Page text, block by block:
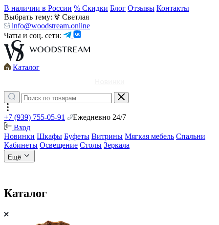
В наличии в России % Скидки Блог Отзывы Контакты
Выбрать тему:
Светлая
info@woodstream.online
Чаты и соц. сети:
Каталог
+7 (939) 755-05-91
Ежедневно 24/7
Вход
Новинки Шкафы Буфеты Витрины Мягкая мебель Спальни
Кабинеты Освещение Столы Зеркала
Ещё
Каталог